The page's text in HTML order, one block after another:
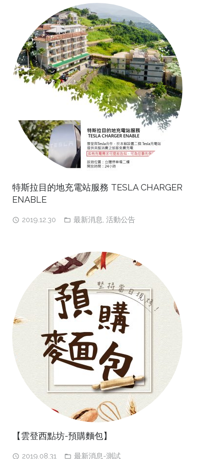
特斯拉目的地充電站服務 TESLA CHARGER
ENABLE
2019.12.30 最新消息, 活動公告
【雲登西點坊-預購麵包】
2019.08.31 最新消息-測試